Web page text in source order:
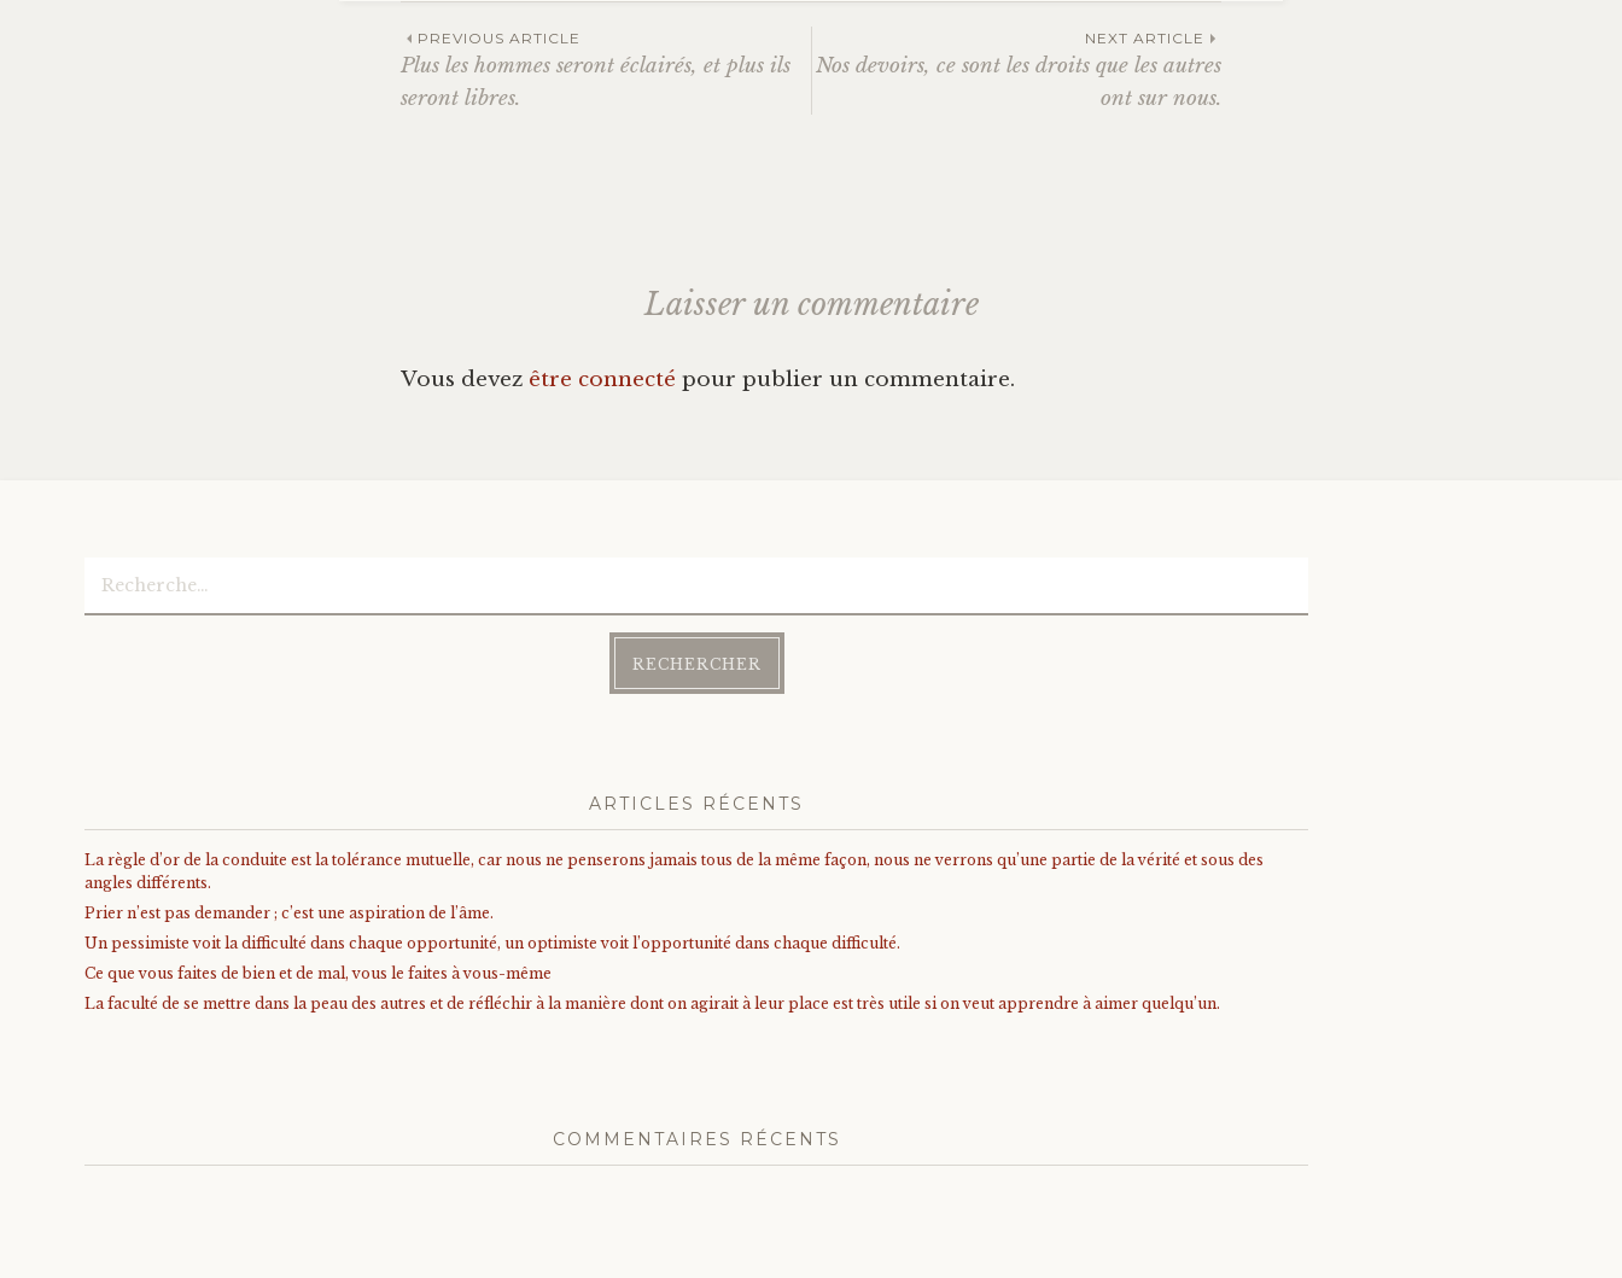
Navigation
PREVIOUS ARTICLE
Plus les hommes seront éclairés, et plus ils
seront libres.
NEXT ARTICLE
Nos devoirs, ce sont les droits que les autres
ont sur nous.
Laisser un commentaire
Vous devez être connecté pour publier un commentaire.
Rechercher :
ARTICLES RÉCENTS
La règle d’or de la conduite est la tolérance mutuelle, car nous ne penserons jamais tous de la même façon, nous ne verrons qu’une partie de la vérité et sous des
angles différents.
Prier n’est pas demander ; c’est une aspiration de l’âme.
Un pessimiste voit la difficulté dans chaque opportunité, un optimiste voit l’opportunité dans chaque difficulté.
Ce que vous faites de bien et de mal, vous le faites à vous-même
La faculté de se mettre dans la peau des autres et de réfléchir à la manière dont on agirait à leur place est très utile si on veut apprendre à aimer quelqu’un.
COMMENTAIRES RÉCENTS